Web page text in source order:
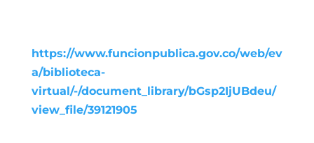
https://www.funcionpublica.gov.co/web/ev
a/biblioteca-
virtual/-/document_library/bGsp2IjUBdeu/
view_file/39121905